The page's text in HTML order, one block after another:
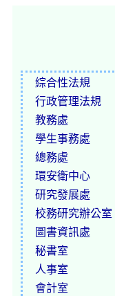
綜合性法規
行政管理法規
教務處
學生事務處
總務處
環安衛中心
研究發展處
校務研究辦公室
圖書資訊處
秘書室
人事室
會計室